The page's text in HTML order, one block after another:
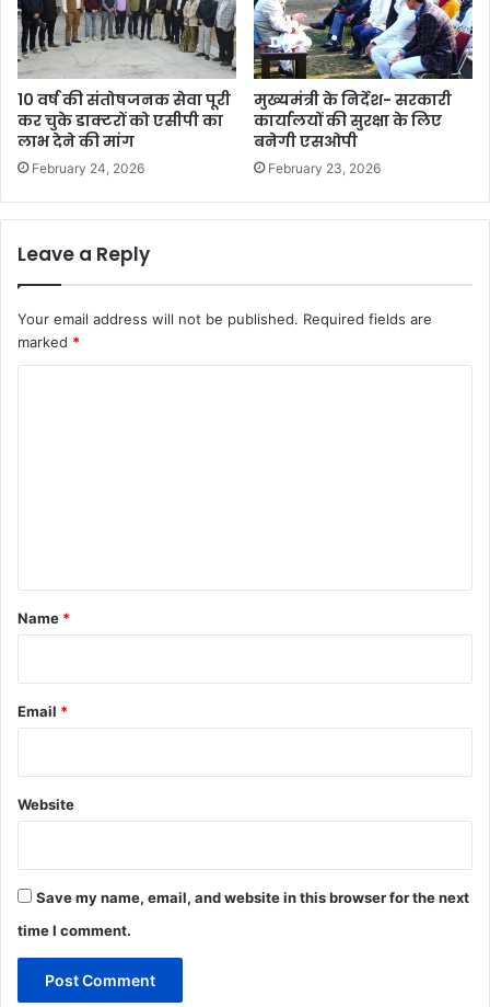
10 वर्ष की संतोषजनक सेवा पूरी
कर चुके डाक्टरों को एसीपी का
लाभ देने की मांग
February 24, 2026
मुख्यमंत्री के निर्देश- सरकारी
कार्यालयों की सुरक्षा के लिए
बनेगी एसओपी
February 23, 2026
Leave a Reply
Your email address will not be published. Required fields are
marked *
*
Name *
Email *
Website
Save my name, email, and website in this browser for the next
time I comment.